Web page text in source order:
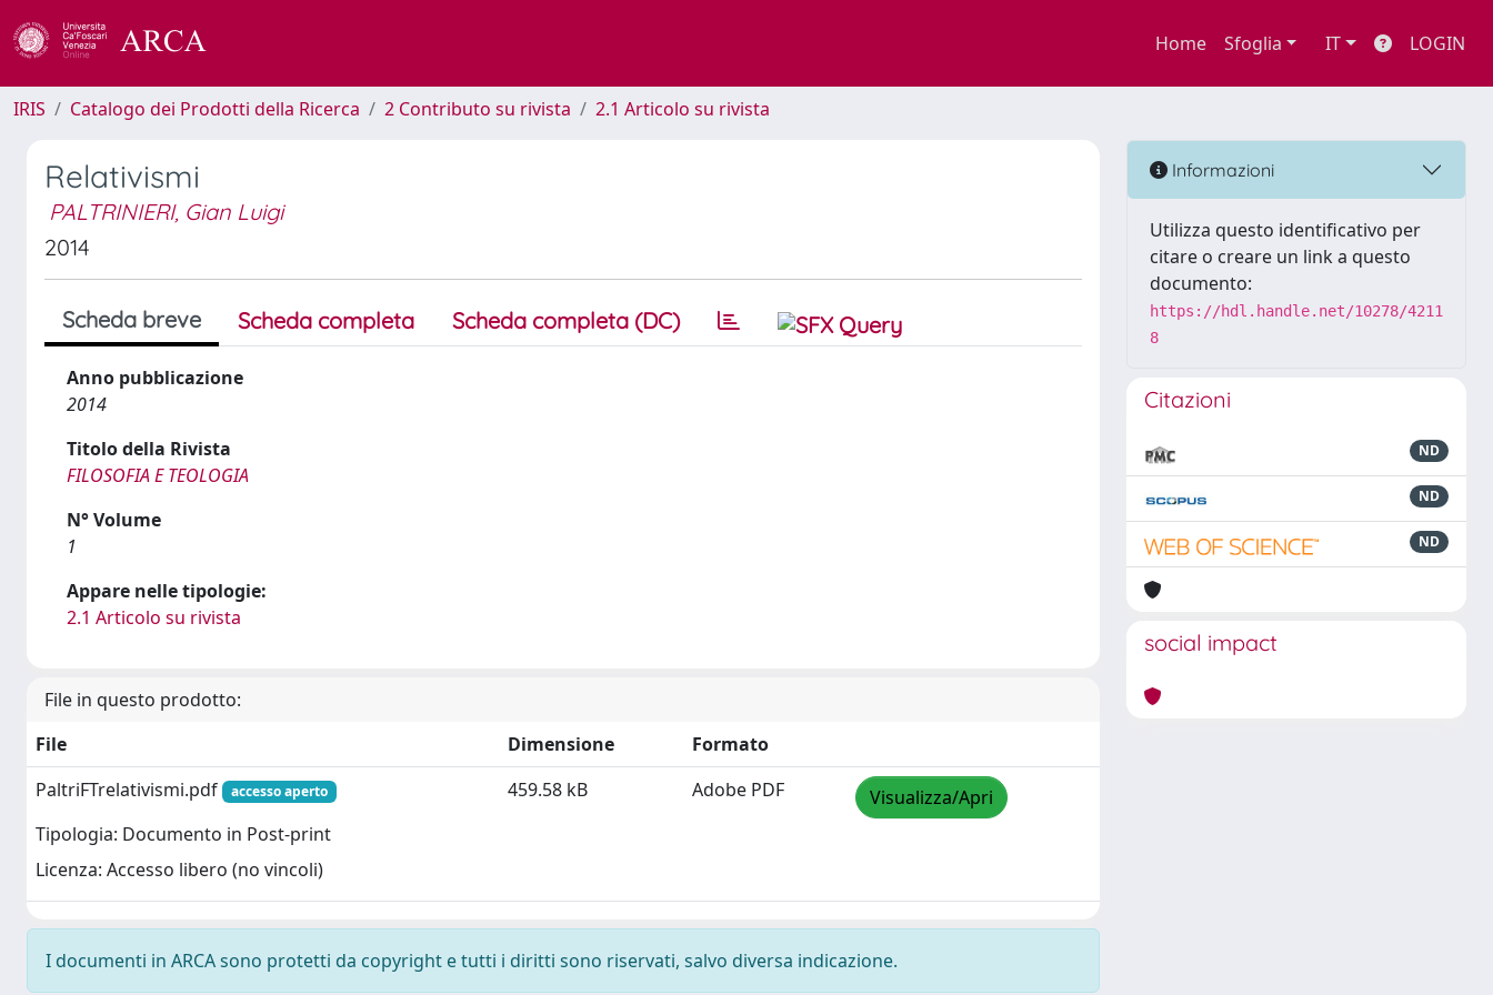
Home Sfoglia IT LOGIN
IRIS Catalogo dei Prodotti della Ricerca 2 Contributo su rivista 2.1 Articolo su rivista
Relativismi
PALTRINIERI, Gian Luigi
2014
Scheda breve Scheda completa Scheda completa (DC)
Anno pubblicazione
2014
Titolo della Rivista
FILOSOFIA E TEOLOGIA
N° Volume
1
Appare nelle tipologie:
2.1 Articolo su rivista
File in questo prodotto:
File
Dimensione
Formato
PaltriFTrelativismi.pdf
accesso aperto
Tipologia: Documento in Post-print
Licenza: Accesso libero (no vincoli)
459.58 kB Adobe PDF Visualizza/Apri
I documenti in ARCA sono protetti da copyright e tutti i diritti sono riservati, salvo diversa indicazione.
Informazioni
Utilizza questo identificativo per
citare o creare un link a questo
documento:
https://hdl.handle.net/10278/4211
8
Citazioni
ND
ND
ND
social impact